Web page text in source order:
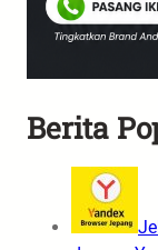
Berita